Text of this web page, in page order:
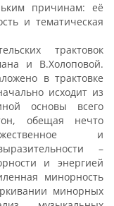
причинам: её
и тематическая
трактовок
и В.Холоповой.
в трактовке
исходит из
основы всего
обещая нечто
и
–
и энергией
минорность
минорных